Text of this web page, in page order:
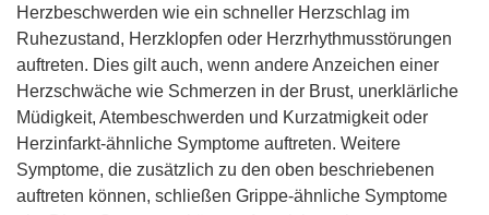
Herzbeschwerden wie ein schneller Herzschlag im
Ruhezustand, Herzklopfen oder Herzrhythmusstörungen
auftreten. Dies gilt auch, wenn andere Anzeichen einer
Herzschwäche wie Schmerzen in der Brust, unerklärliche
Müdigkeit, Atembeschwerden und Kurzatmigkeit oder
Herzinfarkt-ähnliche Symptome auftreten. Weitere
Symptome, die zusätzlich zu den oben beschriebenen
auftreten können, schließen Grippe-ähnliche Symptome